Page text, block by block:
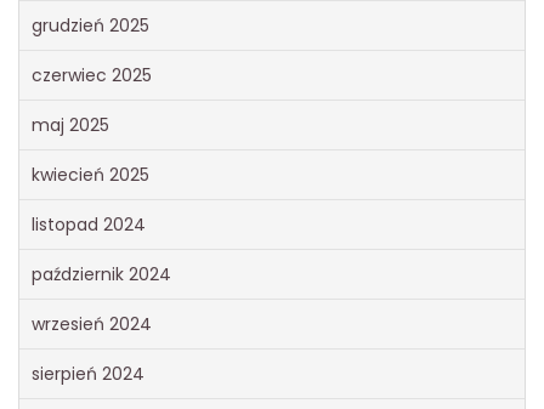
grudzień 2025
czerwiec 2025
maj 2025
kwiecień 2025
listopad 2024
październik 2024
wrzesień 2024
sierpień 2024